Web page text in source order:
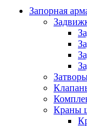
Запорная
Краны